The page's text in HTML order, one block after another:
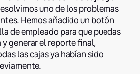
uno de los problemas
Hemos añadido un botón
de empleado para que puedas
y generar el reporte final,
las cajas ya habían sido